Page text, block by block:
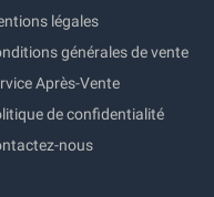
légales
générales de vente
Après-Vente
de confidentialité
nous